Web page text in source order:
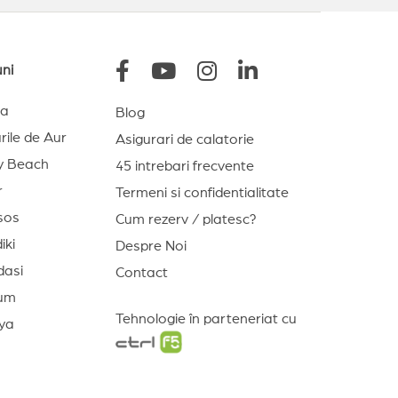
de Aur
Beach
Blog
Asigurari de calatorie
45 intrebari frecvente
Termeni si confidentialitate
Cum rezerv / platesc?
Despre Noi
Contact
Tehnologie în parteneriat cu